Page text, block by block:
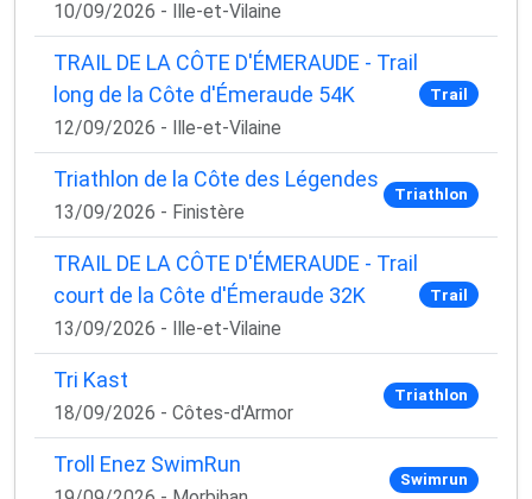
10/09/2026 - Ille-et-Vilaine
TRAIL DE LA CÔTE D'ÉMERAUDE - Trail
long de la Côte d'Émeraude 54K
12/09/2026 - Ille-et-Vilaine
Trail
Triathlon de la Côte des Légendes
13/09/2026 - Finistère
Triathlon
TRAIL DE LA CÔTE D'ÉMERAUDE - Trail
court de la Côte d'Émeraude 32K
13/09/2026 - Ille-et-Vilaine
Trail
Tri Kast
18/09/2026 - Côtes-d'Armor
Triathlon
Troll Enez SwimRun
Swimrun